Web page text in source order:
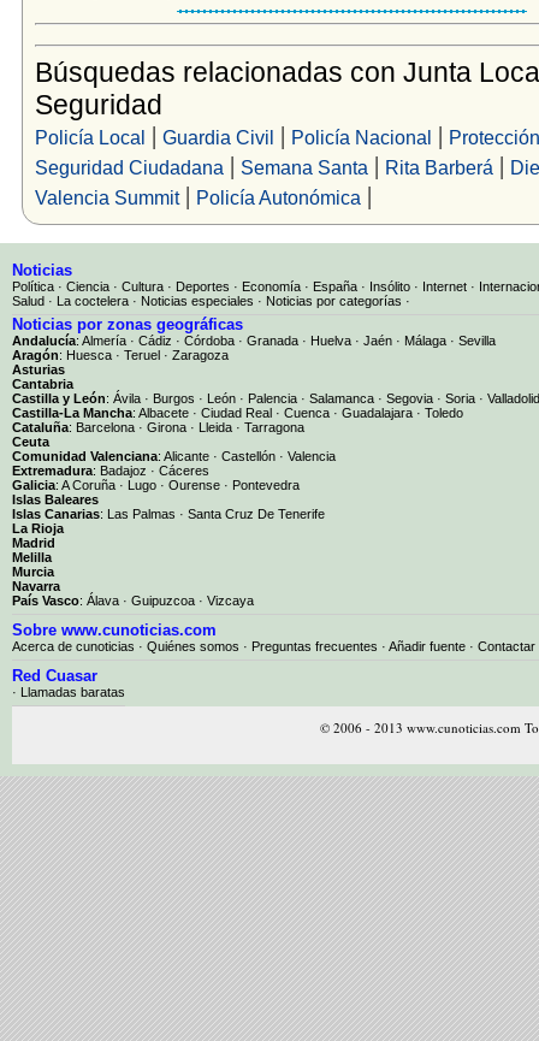
Búsquedas relacionadas con Junta
Seguridad
Policía Local | Guardia Civil | Policía Nacional |
Seguridad Ciudadana | Semana Santa | Rita Barberá |
Valencia Summit| Policía Autonómica |
Noticias
Política · Ciencia · Cultura · Deportes · Economía · España · Insólito · Internet ·
Salud · La coctelera · Noticias especiales · Noticias por categorías ·
Noticias por zonas geográficas
Andalucía: Almería · Cádiz · Córdoba · Granada · Huelva · Jaén · Málaga · Sevilla
Aragón: Huesca · Teruel · Zaragoza
Asturias
Cantabria
Castilla y León: Ávila · Burgos · León · Palencia · Salamanca · Segovia · Soria · Valladolid
Castilla-La Mancha: Albacete · Ciudad Real · Cuenca · Guadalajara · Toledo
Cataluña: Barcelona · Girona · Lleida · Tarragona
Ceuta
Comunidad Valenciana: Alicante · Castellón · Valencia
Extremadura: Badajoz · Cáceres
Galicia: A Coruña · Lugo · Ourense · Pontevedra
Islas Baleares
Islas Canarias: Las Palmas · Santa Cruz De Tenerife
La Rioja
Madrid
Melilla
Murcia
Navarra
País Vasco: Álava · Guipuzcoa · Vizcaya
Sobre www.cunoticias.com
Acerca de cunoticias · Quiénes somos · Preguntas frecuentes · Añadir fuente · Contactar
Red Cuasar
· Llamadas baratas
© 2006 - 2013 www.cunoticias.com